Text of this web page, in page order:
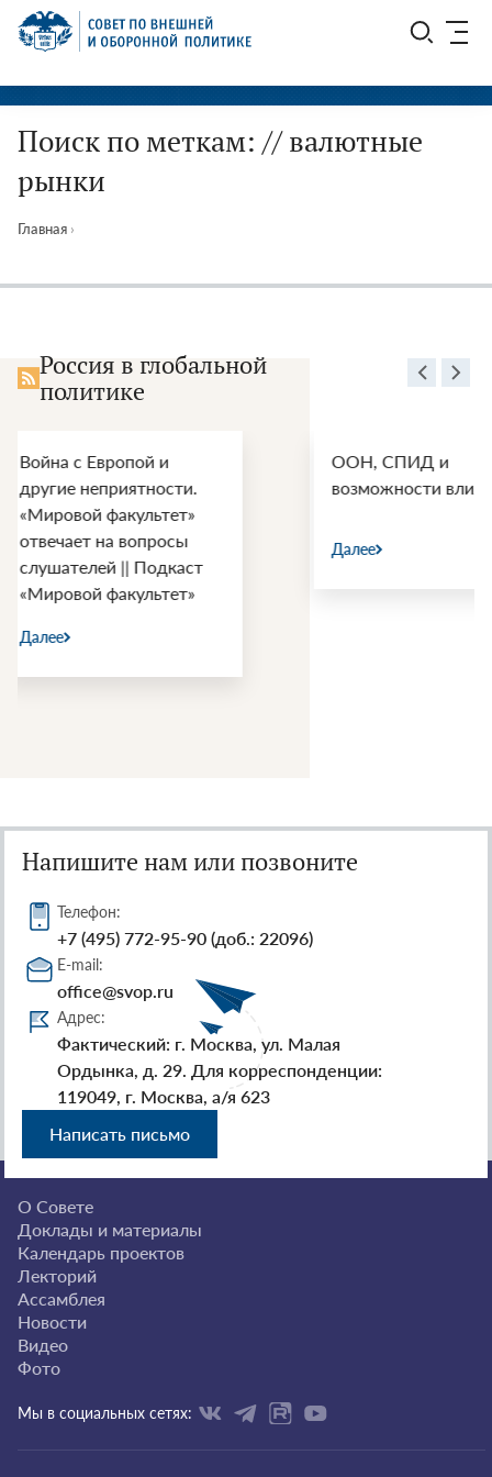
Перейти
СВОП
Поиск по меткам: // валютные
рынки
Главная ›
Россия в глобальной
политике
ООН, СПИД и
возможности влияния
Далее
Напишите нам или позвоните
Телефон:
+7 (495) 772-95-90 (доб.: 22096)
E-mail:
office@svop.ru
Адрес:
Фактический: г. Москва, ул. Малая
Ордынка, д. 29. Для корреспонденции:
119049, г. Москва, а/я 623
Написать письмо
О Совете
Доклады и материалы
Календарь проектов
Лекторий
Ассамблея
Новости
Видео
Фото
Мы в социальных сетях: